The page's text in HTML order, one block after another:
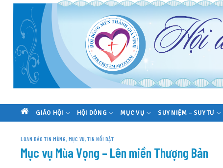
Skip
content
TRANG
CHỦ
GIÁO HỘI HỘI DÒNG MỤC VỤ SUY NIỆM – SUY TƯ
LOAN BÁO TIN MỪNG, MỤC VỤ,TIN NỔI BẬT
Mục vụ Mùa Vọng – Lên miền Thượng Bản